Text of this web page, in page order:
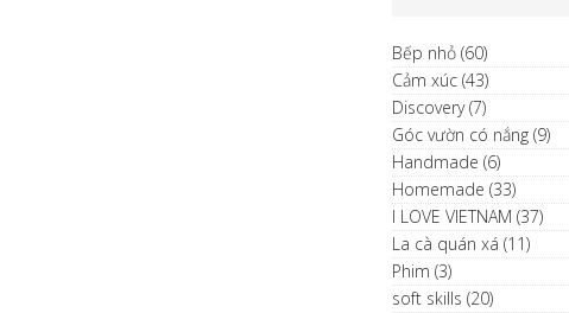
Bếp nhỏ (60)
Cảm xúc (43)
Discovery(7)
Góc vườn có nắng (9)
Handmade (6)
Homemade (33)
I LOVE VIETNAM (37)
La cà quán xá (11)
Phim (3)
soft skills (20)